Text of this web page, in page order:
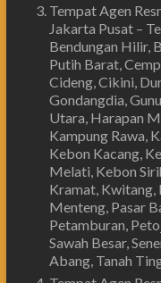
Tempat Agen
Jakarta Pusat –
Bendungan Hilir,
Putih Barat,
Cideng, Cikini,
Gondangdia,
Utara, Harapan
Kampung Rawa,
Kebon Kacang,
Melati, Kebon
Kramat, Kwitang,
Menteng, Pasar
Petamburan,
Sawah Besar,
Abang, Tanah